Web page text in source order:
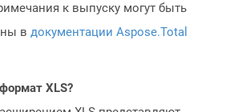
к выпуску могут быть
в документации Aspose.Total
XLS?